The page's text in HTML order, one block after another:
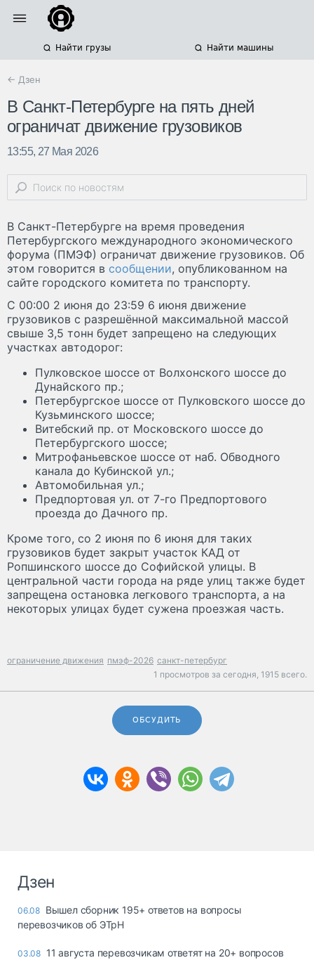
Найти грузы Найти машины
← Дзен
В Санкт-Петербурге на пять дней
ограничат движение грузовиков
13:55, 27 Мая 2026
В Санкт-Петербурге на время проведения
Петербургского международного экономического
форума (ПМЭФ) ограничат движение грузовиков. Об
этом говорится в сообщении, опубликованном на
сайте городского комитета по транспорту.
С 00:00 2 июня до 23:59 6 июня движение
грузовиков с разрешённой максимальной массой
свыше 3,5 тонн будет запрещено на следующих
участках автодорог:
Пулковское шоссе от Волхонского шоссе до
Дунайского пр.;
Петербургское шоссе от Пулковского шоссе до
Кузьминского шоссе;
Витебский пр. от Московского шоссе до
Петербургского шоссе;
Митрофаньевское шоссе от наб. Обводного
канала до Кубинской ул.;
Автомобильная ул.;
Предпортовая ул. от 7-го Предпортового
проезда до Дачного пр.
Кроме того, со 2 июня по 6 июня для таких
грузовиков будет закрыт участок КАД от
Ропшинского шоссе до Софийской улицы. В
центральной части города на ряде улиц также будет
запрещена остановка легкового транспорта, а на
некоторых улицах будет сужена проезжая часть.
ограничение движения пмэф-2026 санкт-петербург
1 просмотров за сегодня, 1915 всего.
ОБСУДИТЬ
Дзен
06.08 Вышел сборник 195+ ответов на вопросы
перевозчиков об ЭТрН
03.08 11 августа перевозчикам ответят на 20+ вопросов